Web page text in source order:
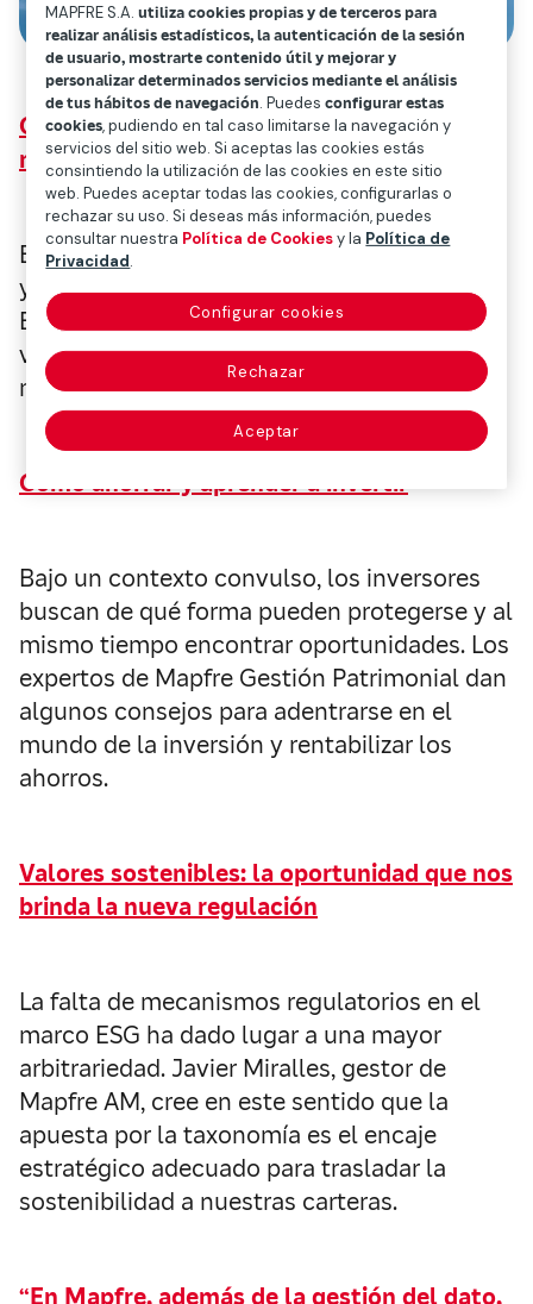
Consecuencias del ataque ruso para los
mercados y la economía
El equipo del área de inversiones de Mapfre
y del servicio de Estudios, Mapfre
Economics, analizan las consecuencias que
va a tener este conflicto bélico para los
mercados y para la economía.
Cómo ahorrar y aprender a invertir
Bajo un contexto convulso, los inversores
buscan de qué forma pueden protegerse y al
mismo tiempo encontrar oportunidades. Los
expertos de Mapfre Gestión Patrimonial dan
algunos consejos para adentrarse en el
mundo de la inversión y rentabilizar los
ahorros.
Valores sostenibles: la oportunidad que nos
brinda la nueva regulación
La falta de mecanismos regulatorios en el
marco ESG ha dado lugar a una mayor
arbitrariedad. Javier Miralles, gestor de
Mapfre AM, cree en este sentido que la
apuesta por la taxonomía es el encaje
estratégico adecuado para trasladar la
sostenibilidad a nuestras carteras.
“En Mapfre, además de la gestión del dato,
MAPFRE S.A.utiliza cookies propias y de terceros para
realizar análisis estadísticos, la autenticación de la sesión
de usuario, mostrarte contenido útil y mejorar y
personalizar determinados servicios mediante el análisis
de tus hábitos de navegación. Puedesconfigurar estas
cookies, pudiendo en tal caso limitarse la navegación y
servicios del sitio web. Si aceptas las cookies estás
consintiendo la utilización de las cookies en este sitio
web. Puedes aceptar todas las cookies, configurarlas o
rechazar su uso. Si deseas más información, puedes
consultar nuestra Política de Cookiesy la Política de
Privacidad.
Configurar cookies
Rechazar
Aceptar